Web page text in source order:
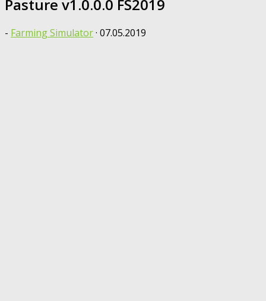
Pasture v1.0.0.0 FS2019
- Farming Simulator· 07.05.2019